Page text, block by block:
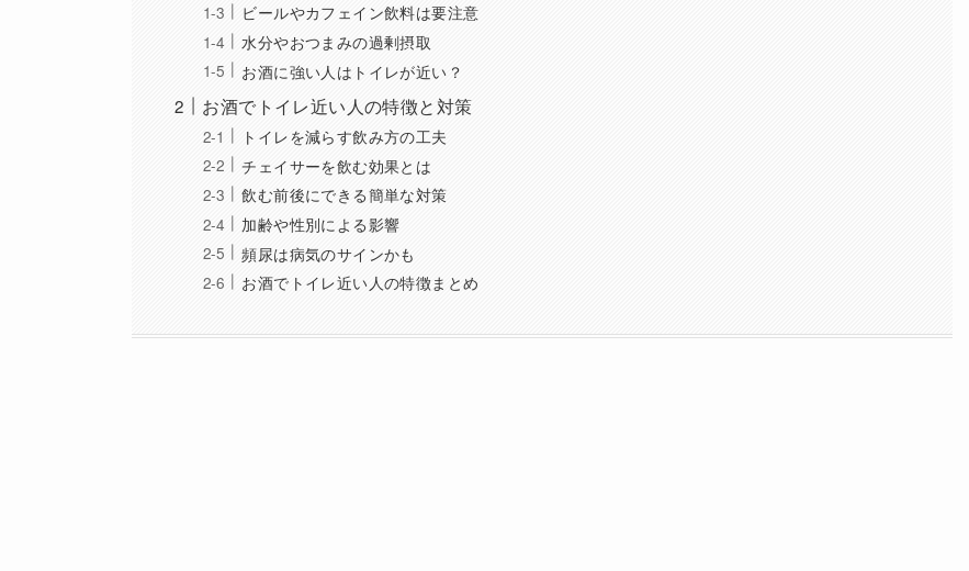
ビールやカフェイン飲料は要注意
水分やおつまみの過剰摂取
お酒に強い人はトイレが近い？
お酒でトイレ近い人の特徴と対策
トイレを減らす飲み方の工夫
チェイサーを飲む効果とは
飲む前後にできる簡単な対策
加齢や性別による影響
頻尿は病気のサインかも
お酒でトイレ近い人の特徴まとめ